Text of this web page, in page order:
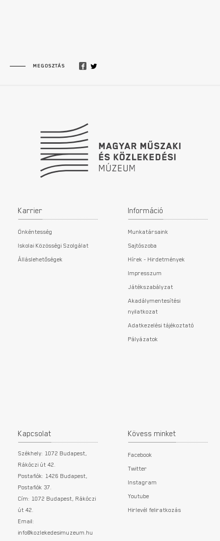
MEGOSZTÁS
Karrier
Önkéntesség
Iskolai Közösségi Szolgálat
Álláslehetőségek
Információ
Munkatársaink
Sajtószoba
Hírek - Hirdetmények
Impresszum
Játékszabályzat
Akadálymentesítési
nyilatkozat
Adatkezelési tájékoztató
Pályázatok
Kapcsolat
Székhely: 1072 Budapest,
Rákóczi út 42.
Postafiók: 1426 Budapest,
Postafiók 37.
Cím: 1072 Budapest, Rákóczi
út 42.
Email:
info@kozlekedesimuzeum.hu
Kövess minket
Facebook
Twitter
Instagram
Youtube
Hirlevél feliratkozás